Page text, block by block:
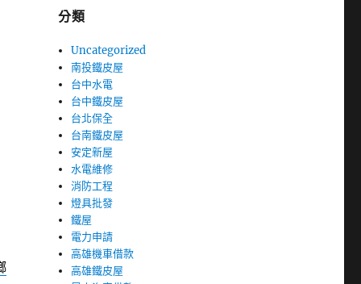
分類
Uncategorized
南投鐵皮屋
台中水電
台中鐵皮屋
台北保全
台南鐵皮屋
安定新屋
水電維修
消防工程
燈具批發
鐵屋
電力申請
高雄機車借款
高雄鐵皮屋